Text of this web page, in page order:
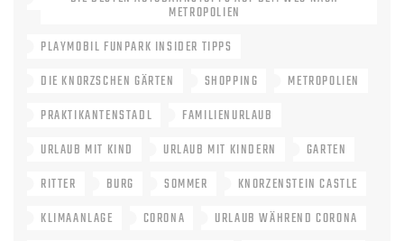
METROPOLIEN
PLAYMOBIL FUNPARK INSIDER TIPPS
DIE KNORZSCHEN GÄRTEN
SHOPPING
METROPOLIEN
PRAKTIKANTENSTADL
FAMILIENURLAUB
URLAUB MIT KIND
URLAUB MIT KINDERN
GARTEN
RITTER
BURG SOMMER
KNORZENSTEIN CASTLE
KLIMAANLAGE
CORONA
URLAUB WÄHREND CORONA